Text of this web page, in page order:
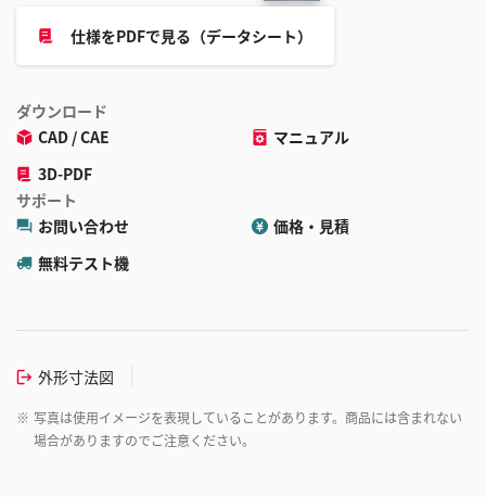
仕様をPDFで見る（データシート）
ダウンロード
CAD / CAE
マニュアル
3D-PDF
サポート
お問い合わせ
価格・見積
無料テスト機
外形寸法図
※ 写真は使用イメージを表現していることがあります。商品には含まれない
場合がありますのでご注意ください。